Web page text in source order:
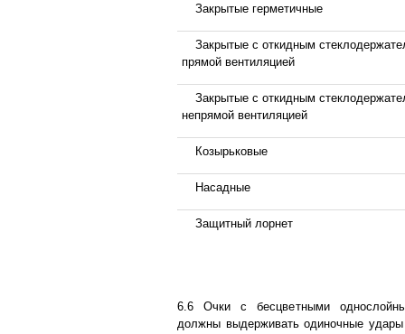
Закрытые герметичные
Закрытые с откидным
прямой вентиляцией
Закрытые с откидным
непрямой вентиляцией
Козырьковые
Насадные
Защитный лорнет
6.6 Очки с бесцветными
должны выдерживать одиночные удары